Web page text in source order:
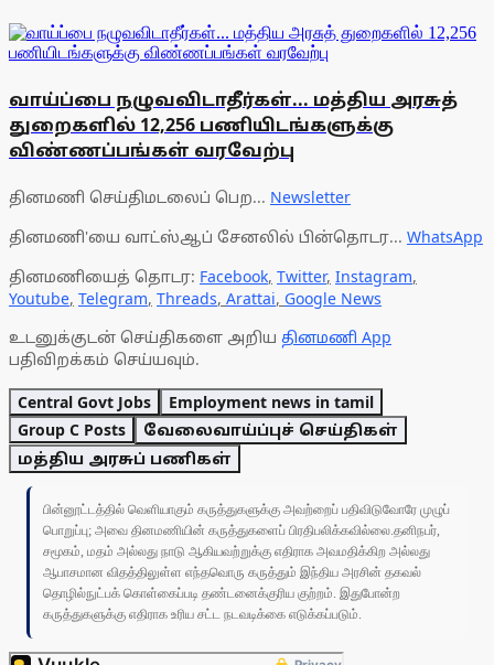
வாய்ப்பை நழுவவிடாதீர்கள்... மத்திய அரசுத்
துறைகளில் 12,256 பணியிடங்களுக்கு
விண்ணப்பங்கள் வரவேற்பு
தினமணி செய்திமடலைப் பெற... Newsletter
தினமணி'யை வாட்ஸ்ஆப் சேனலில் பின்தொடர... WhatsApp
தினமணியைத் தொடர: Facebook, Twitter, Instagram,
Youtube, Telegram, Threads, Arattai, Google News
உடனுக்குடன் செய்திகளை அறிய தினமணி App
பதிவிறக்கம் செய்யவும்.
Central Govt Jobs
Employment news in tamil
Group C Posts
வேலைவாய்ப்புச் செய்திகள்
மத்திய அரசுப் பணிகள்
பின்னூட்டத்தில் வெளியாகும் கருத்துகளுக்கு அவற்றைப் பதிவிடுவோரே முழுப்
பொறுப்பு; அவை தினமணியின் கருத்துகளைப் பிரதிபலிக்கவில்லை.தனிநபர்,
சமூகம், மதம் அல்லது நாடு ஆகியவற்றுக்கு எதிராக அவமதிக்கிற அல்லது
ஆபாசமான விதத்திலுள்ள எந்தவொரு கருத்தும் இந்திய அரசின் தகவல்
தொழில்நுட்பக் கொள்கைப்படி தண்டனைக்குரிய குற்றம். இதுபோன்ற
கருத்துகளுக்கு எதிராக உரிய சட்ட நடவடிக்கை எடுக்கப்படும்.